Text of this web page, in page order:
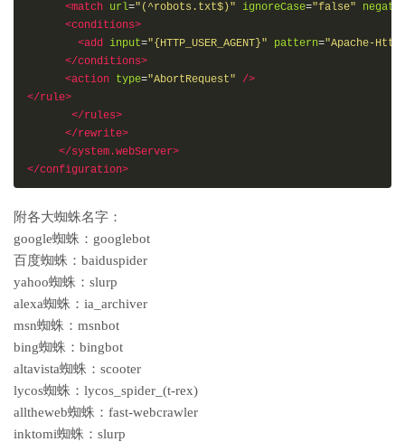
<match url="(^robots.txt$)" ignoreCase="false" negate
<conditions>
<add input="{HTTP_USER_AGENT}" pattern="Apache-
</conditions>
<action type="AbortRequest"
/>
</rule>
</rules>
</rewrite>
</system.webServer>
</configuration>
附各大蜘蛛名字：
google蜘蛛：googlebot
百度蜘蛛：baiduspider
yahoo蜘蛛：slurp
alexa蜘蛛：ia_archiver
msn蜘蛛：msnbot
bing蜘蛛：bingbot
altavista蜘蛛：scooter
lycos蜘蛛：lycos_spider_(t-rex)
alltheweb蜘蛛：fast-webcrawler
inktomi蜘蛛：slurp